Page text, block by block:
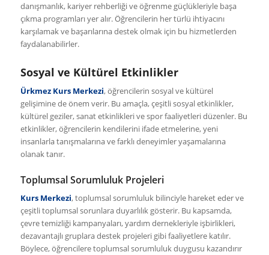
danışmanlık, kariyer rehberliği ve öğrenme güçlükleriyle başa
çıkma programları yer alır. Öğrencilerin her türlü ihtiyacını
karşılamak ve başarılarına destek olmak için bu hizmetlerden
faydalanabilirler.
Sosyal ve Kültürel Etkinlikler
Ürkmez Kurs Merkezi, öğrencilerin sosyal ve kültürel
gelişimine de önem verir. Bu amaçla, çeşitli sosyal etkinlikler,
kültürel geziler, sanat etkinlikleri ve spor faaliyetleri düzenler. Bu
etkinlikler, öğrencilerin kendilerini ifade etmelerine, yeni
insanlarla tanışmalarına ve farklı deneyimler yaşamalarına
olanak tanır.
Toplumsal Sorumluluk Projeleri
Kurs Merkezi, toplumsal sorumluluk bilinciyle hareket eder ve
çeşitli toplumsal sorunlara duyarlılık gösterir. Bu kapsamda,
çevre temizliği kampanyaları, yardım dernekleriyle işbirlikleri,
dezavantajlı gruplara destek projeleri gibi faaliyetlere katılır.
Böylece, öğrencilere toplumsal sorumluluk duygusu kazandırır